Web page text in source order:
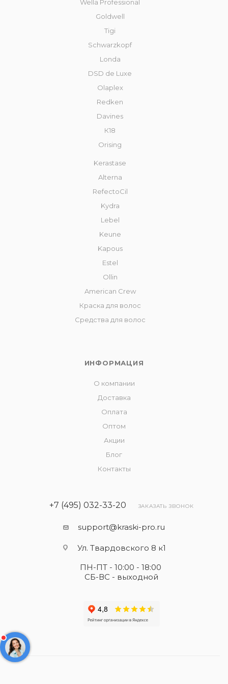
Wella Professional
Goldwell
Tigi
Schwarzkopf
Londa
DSD de Luxe
Olaplex
Redken
Davines
К18
Orising
Kerastase
Alterna
RefectoCil
Kydra
Lebel
Keune
Kapous
Estel
Ollin
American Crew
Краска для волос
Средства для волос
ИНФОРМАЦИЯ
О компании
Доставка
Оплата
Оптом
Акции
Блог
Контакты
+7 (495) 032-33-20 ЗАКАЗАТЬ ЗВОНОК
support@kraski-pro.ru
Ул. Твардовского 8 к1
ПН-ПТ - 10:00 - 18:00
СБ-ВС - выходной